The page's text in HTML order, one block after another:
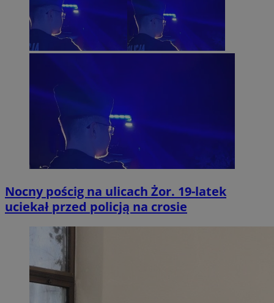
Nocny pościg na ulicach Żor. 19-latek
uciekał przed policją na crosie